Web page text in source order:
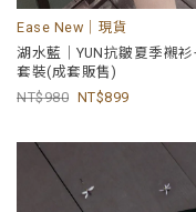
Ease New｜現貨
湖水藍｜YUN抗皺夏季襯衫
套裝(成套販售)
980
899